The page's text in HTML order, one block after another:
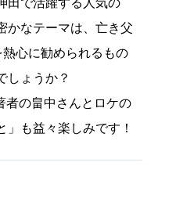
田で活躍する人気の
かなテーマは、亡き父
心に勧められるもの
しょうか？
者の畠中さんとロケの
も益々楽しみです！